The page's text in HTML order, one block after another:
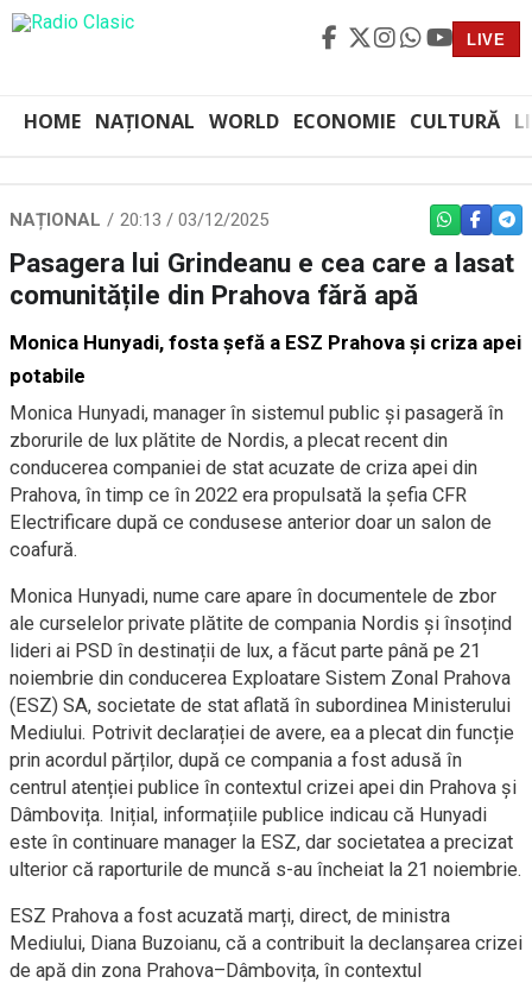
LIVE
HOME NAȚIONAL WORLD ECONOMIE CULTURĂ
NAȚIONAL 20:13 / 03/12/2025 WHATSAPP
Pasagera lui Grindeanu e cea care a lasat
comunitățile din Prahova fără apă
Monica Hunyadi, fosta șefă a ESZ Prahova și criza apei
potabile
Monica Hunyadi, manager în sistemul public și pasageră în
zborurile de lux plătite de Nordis, a plecat recent din
conducerea companiei de stat acuzate de criza apei din
Prahova, în timp ce în 2022 era propulsată la șefia CFR
Electrificare după ce condusese anterior doar un salon de
coafură.
Monica Hunyadi, nume care apare în documentele de zbor
ale curselelor private plătite de compania Nordis și însoțind
lideri ai PSD în destinații de lux, a făcut parte până pe 21
noiembrie din conducerea Exploatare Sistem Zonal Prahova
(ESZ) SA, societate de stat aflată în subordinea Ministerului
Mediului. Potrivit declarației de avere, ea a plecat din funcție
prin acordul părților, după ce compania a fost adusă în
centrul atenției publice în contextul crizei apei din Prahova și
Dâmbovița. Inițial, informațiile publice indicau că Hunyadi
este în continuare manager la ESZ, dar societatea a precizat
ulterior că raporturile de muncă s-au încheiat la 21 noiembrie.
ESZ Prahova a fost acuzată marți, direct, de ministra
Mediului, Diana Buzoianu, că a contribuit la declanșarea crizei
de apă din zona Prahova–Dâmbovița, în contextul